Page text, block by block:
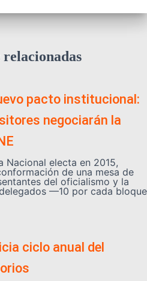
pacto institucional:
negociarán la
Nacional electa en 2015,
de una mesa de
del oficialismo y la
—10 por cada bloque
ciclo anual del